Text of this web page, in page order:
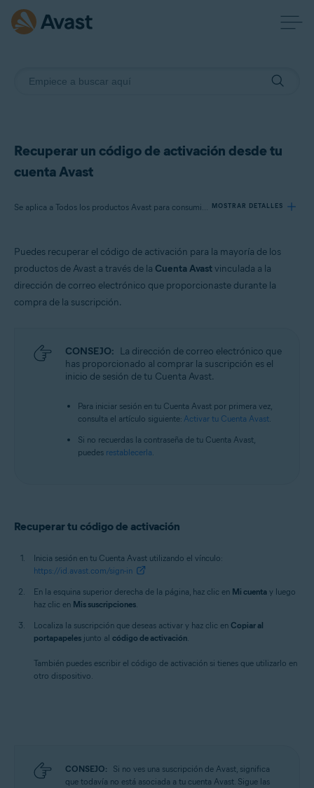
Recuperar un código de activación desde tu
cuenta Avast
Se aplica a Todos los productos Avast para consumidores MOSTRAR DETALLES
Productos:
Sistemas operativos:
Puedes recuperar el código de activación para la mayoría de los
productos de Avast a través de la Cuenta Avastvinculada a la
dirección de correo electrónico que proporcionaste durante la
compra de la suscripción.
CONSEJO: La dirección de correo electrónico que
has proporcionado al comprar la suscripción es el
inicio de sesión de tu Cuenta Avast.
Para iniciar sesión en tu Cuenta Avast por primera vez,
consulta el artículo siguiente: Activar tu Cuenta Avast.
Si no recuerdas la contraseña de tu Cuenta Avast,
puedes restablecerla.
Recuperar tu código de activación
Inicia sesión en tu Cuenta Avast utilizando el vínculo:
https://id.avast.com/sign-in
En la esquina superior derecha de la página, haz clic en Mi cuenta y luego
haz clic en Mis suscripciones.
Localiza la suscripción que deseas activar y haz clic en Copiar al
portapapeles junto al código de activación.
También puedes escribir el código de activación si tienes que utilizarlo en
otro dispositivo.
CONSEJO:
Si no ves una suscripción de Avast, significa
que todavía no está asociada a tu cuenta Avast. Sigue las